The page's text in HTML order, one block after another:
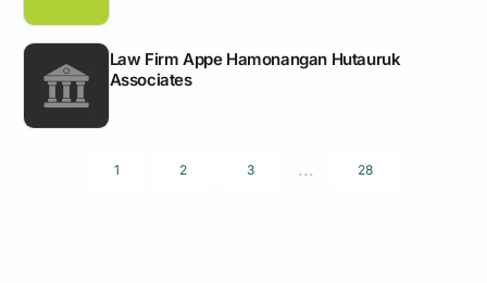
Law Firm Appe Hamonangan Hutauruk
Associates
1 2 3 ... 28